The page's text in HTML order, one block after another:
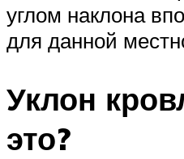
углом наклона
для данной
Уклон
это?